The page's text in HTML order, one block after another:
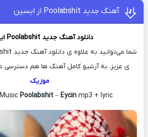
آهنگ جدید Poolabshit از ایسین
دانلود آهنگ جدید Poolabshit
ی عزیز، به آرشیو کامل آهنگ ها هم دسترسی
موزیک
Poolabshit– Eycinmp3 + lyric